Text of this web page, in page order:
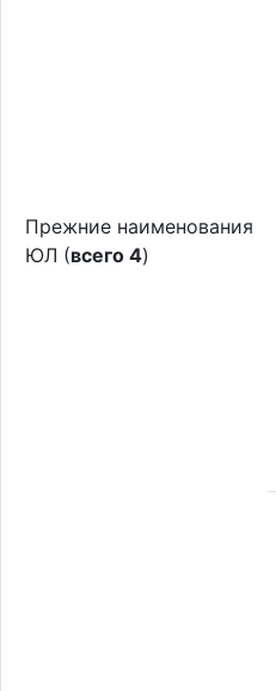
Прежние наименования
ЮЛ (всего 4)